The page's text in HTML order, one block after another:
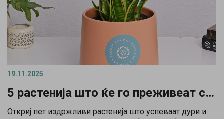
19.11.2025
5 растенија што ќе го преживеат секој заборавен полевач
Откриј пет издржливи растенија што успеваат дури и